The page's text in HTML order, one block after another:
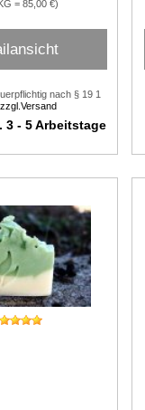
= 85,00 €)
nach § 19 1
zzgl.Versand
3 - 5 Arbeitstage